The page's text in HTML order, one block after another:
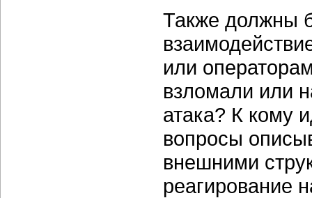
Также должны
или
взломали или
атака? К кому
вопросы
внешними
реагирование